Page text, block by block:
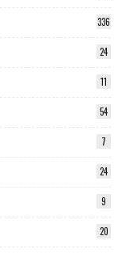
336
24
11
54
7
24
9
20